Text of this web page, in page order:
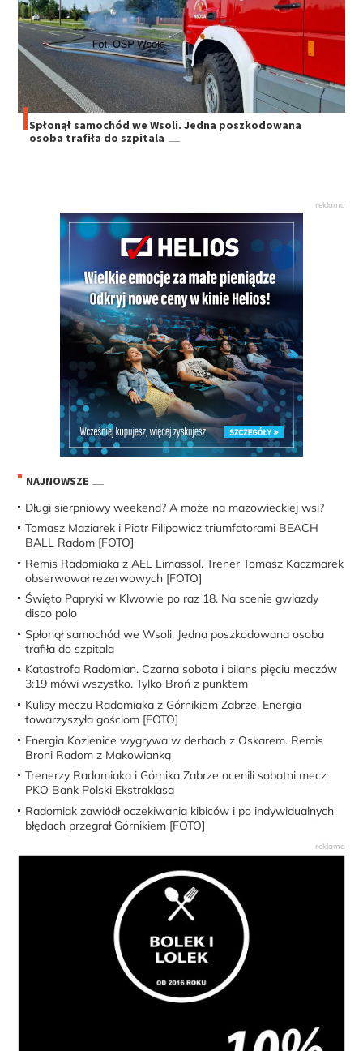
Spłonął samochód we Wsoli. Jedna poszkodowana
osoba trafiła do szpitala
NAJNOWSZE
Długi sierpniowy weekend? A może na mazowieckiej wsi?
Tomasz Maziarek i Piotr Filipowicz triumfatorami BEACH
BALL Radom [FOTO]
Remis Radomiaka z AEL Limassol. Trener Tomasz Kaczmarek
obserwował rezerwowych [FOTO]
Święto Papryki w Klwowie po raz 18. Na scenie gwiazdy
disco polo
Spłonął samochód we Wsoli. Jedna poszkodowana osoba
trafiła do szpitala
Katastrofa Radomian. Czarna sobota i bilans pięciu meczów
3:19 mówi wszystko. Tylko Broń z punktem
Kulisy meczu Radomiaka z Górnikiem Zabrze. Energia
towarzyszyła gościom [FOTO]
Energia Kozienice wygrywa w derbach z Oskarem. Remis
Broni Radom z Makowianką
Trenerzy Radomiaka i Górnika Zabrze ocenili sobotni mecz
PKO Bank Polski Ekstraklasa
Radomiak zawiódł oczekiwania kibiców i po indywidualnych
błędach przegrał Górnikiem [FOTO]